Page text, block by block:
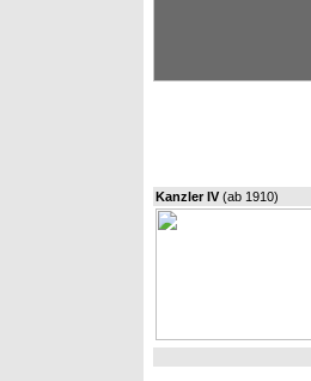
Kanzler IV (ab 1910)